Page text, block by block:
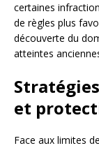
certaines
de règles plus
découverte du
atteintes
et
Face aux limites